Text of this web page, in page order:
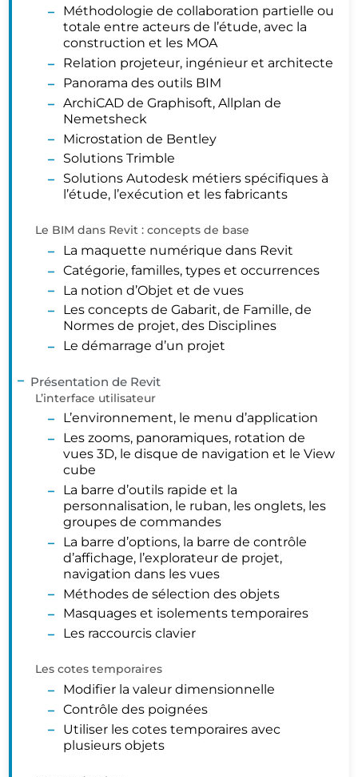
Méthodologie de collaboration partielle ou
totale entre acteurs de l’étude, avec la
construction et les MOA
Relation projeteur, ingénieur et architecte
Panorama des outils BIM
ArchiCAD de Graphisoft, Allplan de
Nemetsheck
Microstation de Bentley
Solutions Trimble
Solutions Autodesk métiers spécifiques à
l’étude, l’exécution et les fabricants
Le BIM dans Revit : concepts de base
La maquette numérique dans Revit
Catégorie, familles, types et occurrences
La notion d’Objet et de vues
Les concepts de Gabarit, de Famille, de
Normes de projet, des Disciplines
Le démarrage d’un projet
Présentation de Revit
L’interface utilisateur
L’environnement, le menu d’application
Les zooms, panoramiques, rotation de
vues 3D, le disque de navigation et le View
cube
La barre d’outils rapide et la
personnalisation, le ruban, les onglets, les
groupes de commandes
La barre d’options, la barre de contrôle
d’affichage, l’explorateur de projet,
navigation dans les vues
Méthodes de sélection des objets
Masquages et isolements temporaires
Les raccourcis clavier
Les cotes temporaires
Modifier la valeur dimensionnelle
Contrôle des poignées
Utiliser les cotes temporaires avec
plusieurs objets